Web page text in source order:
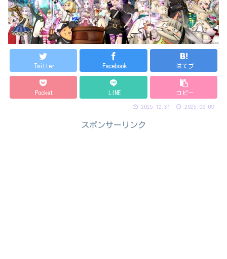
Twitter Facebook はてブ
Pocket LINE コピー
2025.12.31 2025.06.09
スポンサーリンク